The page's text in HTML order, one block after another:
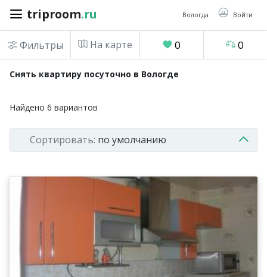
triproom.ru Вологда Войти
triproom .ru
рубль
Войти / Зарегистрироваться
Добавить
Избранное
Фильтры На карте 0 0
Снять квартиру посуточно в Вологде
Найдено 6 вариантов
Сортировать: по умолчанию